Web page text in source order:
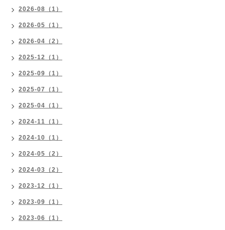
2026-08（1）
2026-05（1）
2026-04（2）
2025-12（1）
2025-09（1）
2025-07（1）
2025-04（1）
2024-11（1）
2024-10（1）
2024-05（2）
2024-03（2）
2023-12（1）
2023-09（1）
2023-06（1）